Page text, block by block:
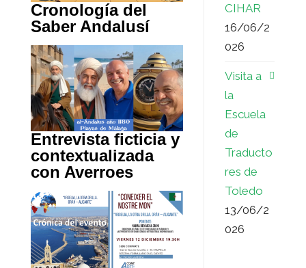
Cronología del
Saber Andalusí
Entrevista ficticia y
contextualizada
con Averroes
CIHAR
16/06/2
026
Visita a
la
Escuela
de
Traducto
res de
Toledo
13/06/2
026